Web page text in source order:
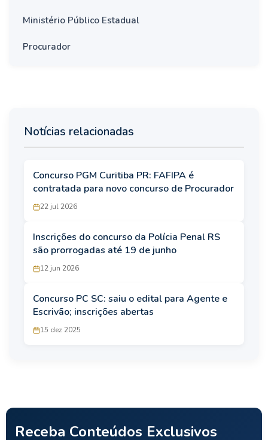
Ministério Público Estadual
Procurador
Notícias relacionadas
Concurso PGM Curitiba PR: FAFIPA é
contratada para novo concurso de Procurador
22 jul 2026
Inscrições do concurso da Polícia Penal RS
são prorrogadas até 19 de junho
12 jun 2026
Concurso PC SC: saiu o edital para Agente e
Escrivão; inscrições abertas
15 dez 2025
Receba Conteúdos Exclusivos